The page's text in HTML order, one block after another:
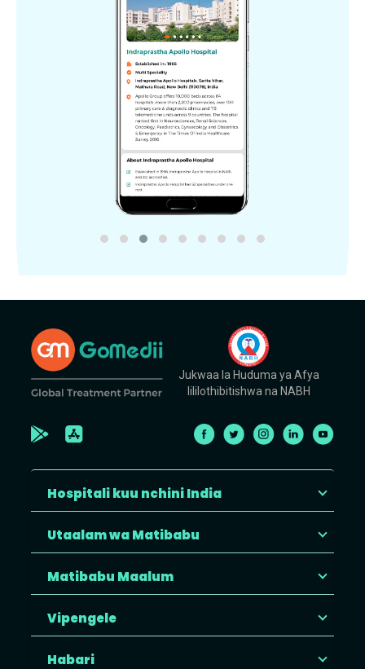
Jukwaa la Huduma ya Afya
lililothibitishwa na NABH
Hospitali kuu nchini India
Utaalam wa Matibabu
Matibabu Maalum
Vipengele
Habari